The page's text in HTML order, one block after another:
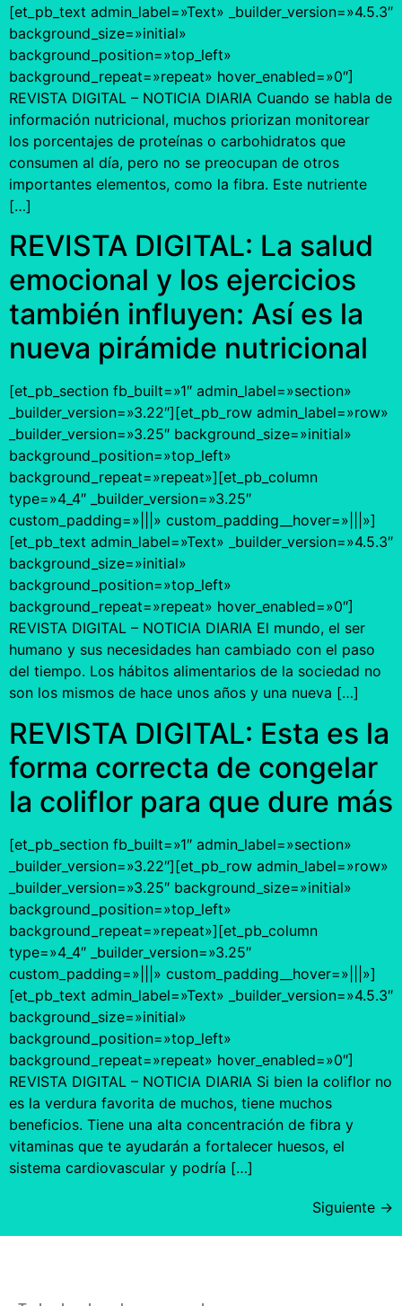
[et_pb_text admin_label=»Text» _builder_version=»4.5.3″
background_size=»initial»
background_position=»top_left»
background_repeat=»repeat» hover_enabled=»0″]
REVISTA DIGITAL – NOTICIA DIARIA Cuando se habla de
información nutricional, muchos priorizan monitorear
los porcentajes de proteínas o carbohidratos que
consumen al día, pero no se preocupan de otros
importantes elementos, como la fibra. Este nutriente
[…]
REVISTA DIGITAL: La salud
emocional y los ejercicios
también influyen: Así es la
nueva pirámide nutricional
[et_pb_section fb_built=»1″ admin_label=»section»
_builder_version=»3.22″][et_pb_row admin_label=»row»
_builder_version=»3.25″ background_size=»initial»
background_position=»top_left»
background_repeat=»repeat»][et_pb_column
type=»4_4″ _builder_version=»3.25″
custom_padding=»|||» custom_padding__hover=»|||»]
[et_pb_text admin_label=»Text» _builder_version=»4.5.3″
background_size=»initial»
background_position=»top_left»
background_repeat=»repeat» hover_enabled=»0″]
REVISTA DIGITAL – NOTICIA DIARIA El mundo, el ser
humano y sus necesidades han cambiado con el paso
del tiempo. Los hábitos alimentarios de la sociedad no
son los mismos de hace unos años y una nueva […]
REVISTA DIGITAL: Esta es la
forma correcta de congelar
la coliflor para que dure más
[et_pb_section fb_built=»1″ admin_label=»section»
_builder_version=»3.22″][et_pb_row admin_label=»row»
_builder_version=»3.25″ background_size=»initial»
background_position=»top_left»
background_repeat=»repeat»][et_pb_column
type=»4_4″ _builder_version=»3.25″
custom_padding=»|||» custom_padding__hover=»|||»]
[et_pb_text admin_label=»Text» _builder_version=»4.5.3″
background_size=»initial»
background_position=»top_left»
background_repeat=»repeat» hover_enabled=»0″]
REVISTA DIGITAL – NOTICIA DIARIA Si bien la coliflor no
es la verdura favorita de muchos, tiene muchos
beneficios. Tiene una alta concentración de fibra y
vitaminas que te ayudarán a fortalecer huesos, el
sistema cardiovascular y podría […]
Siguiente →